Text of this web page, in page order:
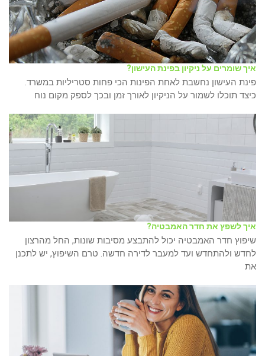
איך שומרים על ניקיון בפינת העישון?
פינת העישון נחשבת לאחת הפינות הכי פחות סטריליות במשרד.
כיצד תוכלו לשמור על הניקיון לאורך זמן ובכך לספק מקום נוח
איך לשפץ את חדר האמבטיה?
שיפוץ חדר האמבטיה יכול להתבצע מסיבות שונות, החל מהרצון
לחדש ולהתחדש ועד למעבר לדירה חדשה. טרם השיפוץ, יש לתכנן
את